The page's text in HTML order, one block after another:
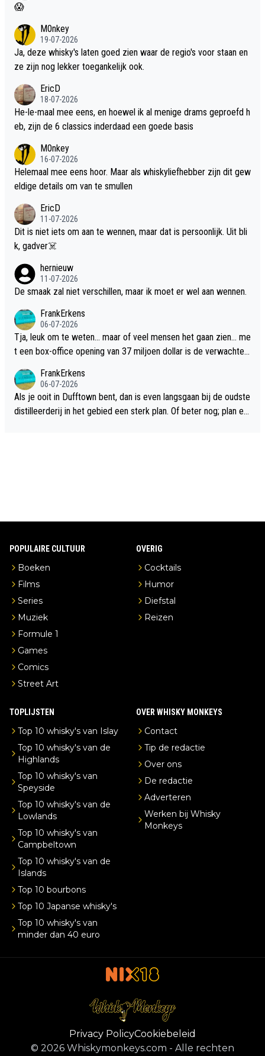
😱
M0nkey
19-07-2026
Ja, deze whisky's laten goed zien waar de regio's voor staan en
ze zijn nog lekker toegankelijk ook.
EricD
18-07-2026
He-le-maal mee eens, en hoewel ik al menige drams geproefd h
eb, zijn de 6 classics inderdaad een goede basis
M0nkey
16-07-2026
Helemaal mee eens hoor. Maar als whiskyliefhebber zijn dit gew
eldige details om van te smullen
EricD
11-07-2026
Dit is niet iets om aan te wennen, maar dat is persoonlijk. Uit bli
k, gadver☠️
hernieuw
11-07-2026
De smaak zal niet verschillen, maar ik moet er wel aan wennen.
FrankErkens
06-07-2026
Tja, leuk om te weten... maar of veel mensen het gaan zien... me
t een box-office opening van 37 miljoen dollar is de verwachte
FrankErkens
06-07-2026
Als je ooit in Dufftown bent, dan is even langsgaan bij de oudste
distilleerderij in het gebied een sterk plan. Of beter nog; plan ee
POPULAIRE CULTUUR
Boeken
Films
Series
Muziek
Formule 1
Games
Comics
Street Art
OVERIG
Cocktails
Humor
Diefstal
Reizen
TOPLIJSTEN
Top 10 whisky's van Islay
Top 10 whisky's van de
Highlands
Top 10 whisky's van
Speyside
Top 10 whisky's van de
Lowlands
Top 10 whisky's van
Campbeltown
Top 10 whisky's van de
Islands
Top 10 bourbons
Top 10 Japanse whisky's
Top 10 whisky's van
minder dan 40 euro
OVER WHISKY MONKEYS
Contact
Tip de redactie
Over ons
De redactie
Adverteren
Werken bij Whisky
Monkeys
Privacy PolicyCookiebeleid
© 2026 Whiskymonkeys.com - Alle rechten